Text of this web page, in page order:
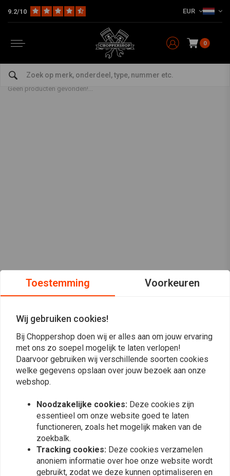
9.2/10 EUR
0
Producten getagd met test
Home Tags test
Geen producten gevonden!...
Abonneer
Toestemming Voorkeuren
Wij gebruiken cookies!
Bij Choppershop doen wij er alles aan om jouw ervaring
met ons zo soepel mogelijk te laten verlopen!
Daarvoor gebruiken wij verschillende soorten cookies
welke gegevens opslaan over jouw bezoek aan onze
webshop.
Noodzakelijke cookies: Deze cookies zijn
essentieel om onze website goed te laten
functioneren, zoals het mogelijk maken van de
zoekbalk.
Tracking cookies: Deze cookies verzamelen
anoniem informatie over hoe onze website wordt
gebruikt, zodat we deze kunnen optimaliseren en